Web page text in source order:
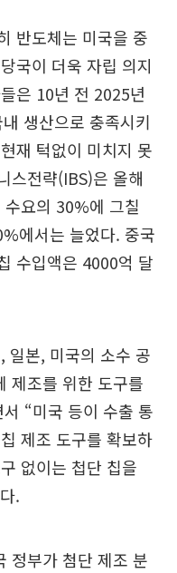
반도체는 미국을 중
국이 더욱 자립 의지
은 10년 전 2025년
생산으로 충족시키
재 턱없이 미치지 못
스전략(IBS)은 올해
요의 30%에 그칠
에서는 늘었다. 중국
수입액은 4000억 달
일본, 미국의 소수 공
제조를 위한 도구를
“미국 등이 수출 통
제조 도구를 확보하
없이는 첩단 칩을
.
정부가 첨단 제조 분